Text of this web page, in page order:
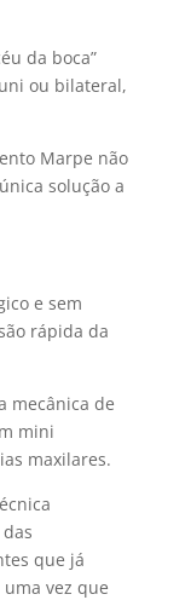
da boca”
ou bilateral,
Marpe não
solução a
e sem
rápida da
mecânica de
mini
maxilares.
que já
vez que